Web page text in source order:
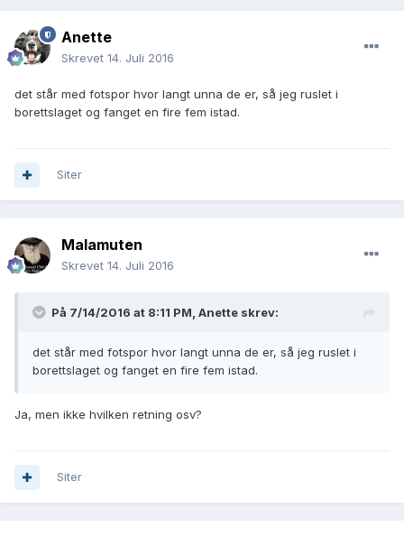
Anette
Skrevet 14. Juli 2016
det står med fotspor hvor langt unna de er, så jeg ruslet i
borettslaget og fanget en fire fem istad.
Siter
Malamuten
Skrevet 14. Juli 2016
På 7/14/2016 at 8:11 PM, Anette skrev:
det står med fotspor hvor langt unna de er, så jeg ruslet i
borettslaget og fanget en fire fem istad.
Ja, men ikke hvilken retning osv?
Siter